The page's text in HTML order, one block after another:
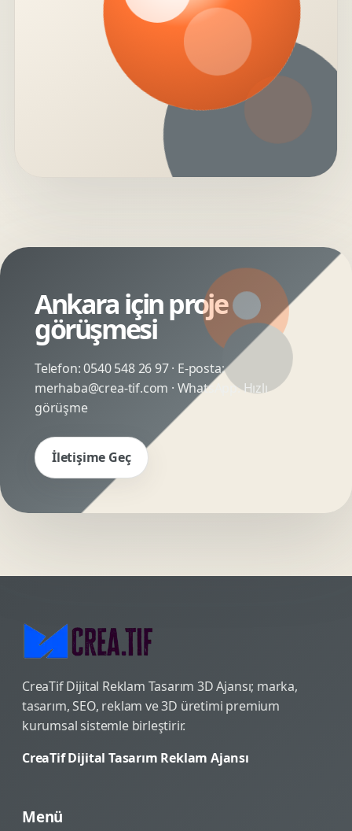
Ankara için proje
görüşmesi
Telefon:0540 548 26 97· E-posta:
merhaba@crea-tif.com · WhatsApp:Hızlı
görüşme
İletişime Geç
CreaTif Dijital Reklam Tasarım 3D Ajansı; marka,
tasarım, SEO, reklam ve 3D üretimi premium
kurumsal sistemle birleştirir.
CreaTif Dijital Tasarım Reklam Ajansı
Menü